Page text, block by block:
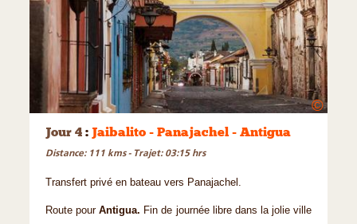
©
Jour 4 : Jaibalito - Panajachel - Antigua
Distance: 111 kms - Trajet: 03:15 hrs
Transfert privé en bateau vers Panajachel.
Route pourAntigua. Fin de journée libre dans la jolie ville